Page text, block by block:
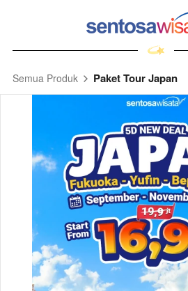
Semua Produk Paket Tour Japan